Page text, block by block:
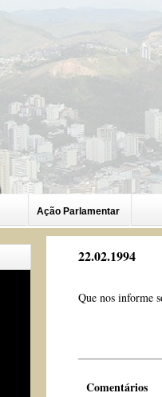
Ação Parlamentar
22.02.1994
Que nos informe
Comentários